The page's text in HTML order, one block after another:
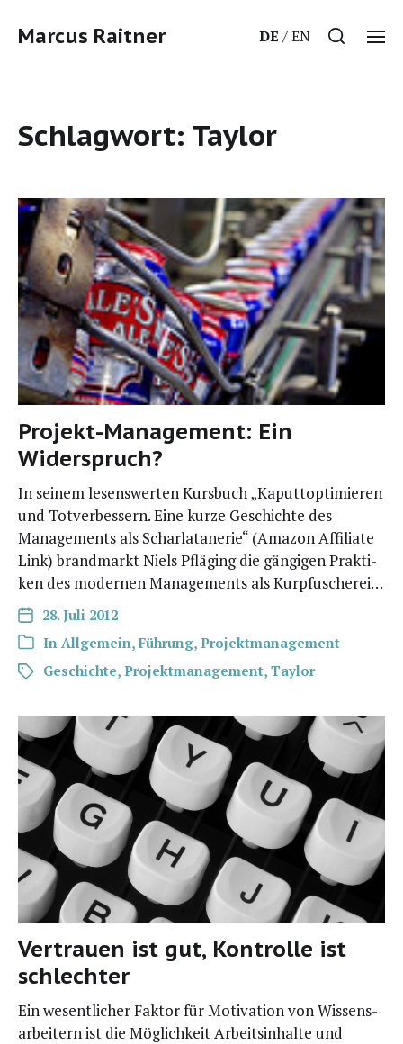
Marcus Raitner DE EN
Schlagwort: Taylor
Projekt-Management: Ein
Widerspruch?
In sei­nem lesens­wer­ten Kurs­buch „Kaput­t­op­ti­mie­ren
und Tot­ver­bes­sern. Eine kur­ze Geschich­te des
Manage­ments als Schar­la­ta­ne­rie“ (Ama­zon Affi­lia­te
Link) brand­markt Niels Pflä­ging die gän­gi­gen Prak­ti­
ken des moder­nen Manage­ments als Kurpfuscherei…
28. Juli 2012
In Allgemein, Führung, Projektmanagement
Geschichte, Projektmanagement, Taylor
Vertrauen ist gut, Kontrolle ist
schlechter
Ein wesent­li­cher Fak­tor für Moti­va­ti­on von Wis­sens­
ar­bei­tern ist die Mög­lich­keit Arbeits­in­hal­te und